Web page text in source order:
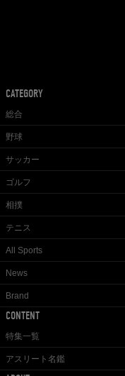
CATEGORY
総合
野球
サッカー
ゴルフ
相撲
テニス
All Sports
News
Brand
CONTENT
特集一覧
アスリート名鑑